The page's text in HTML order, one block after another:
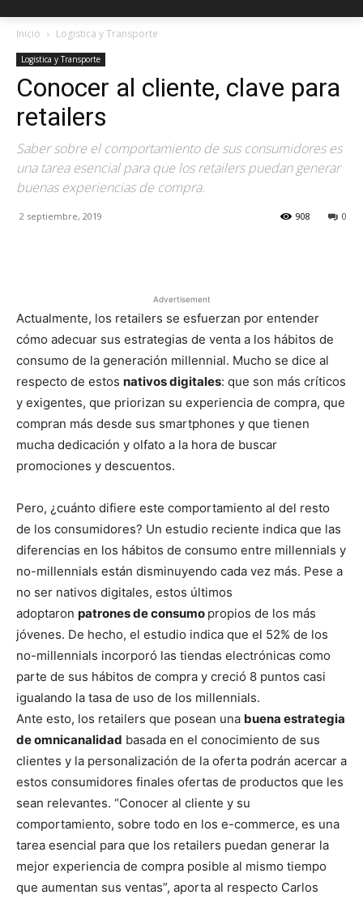
Inicio Logistica y Transporte
Logistica y Transporte
Conocer al cliente, clave para
retailers
Saber sobre el comportamiento de sus consumidores es
una tarea esencial para que los retailers puedan generar
buenas experiencias de compra.
2 septiembre, 2019 0
908
Advertisement
Actualmente, los retailers se esfuerzan por entender
cómo adecuar sus estrategias de venta a los hábitos de
consumo de la generación millennial. Mucho se dice al
respecto de estos nativos digitales: que son más críticos
y exigentes, que priorizan su experiencia de compra, que
compran más desde sus smartphones y que tienen
mucha dedicación y olfato a la hora de buscar
promociones y descuentos.
Pero, ¿cuánto difiere este comportamiento al del resto
de los consumidores? Un estudio reciente indica que las
diferencias en los hábitos de consumo entre millennials y
no-millennials están disminuyendo cada vez más. Pese a
no ser nativos digitales, estos últimos
adoptaron patrones de consumo propios de los más
jóvenes. De hecho, el estudio indica que el 52% de los
no-millennials incorporó las tiendas electrónicas como
parte de sus hábitos de compra y creció 8 puntos casi
igualando la tasa de uso de los millennials.
Ante esto, los retailers que posean una buena estrategia
de omnicanalidad basada en el conocimiento de sus
clientes y la personalización de la oferta podrán acercar a
estos consumidores finales ofertas de productos que les
sean relevantes. “Conocer al cliente y su
comportamiento, sobre todo en los e-commerce, es una
tarea esencial para que los retailers puedan generar la
mejor experiencia de compra posible al mismo tiempo
que aumentan sus ventas”, aporta al respecto Carlos